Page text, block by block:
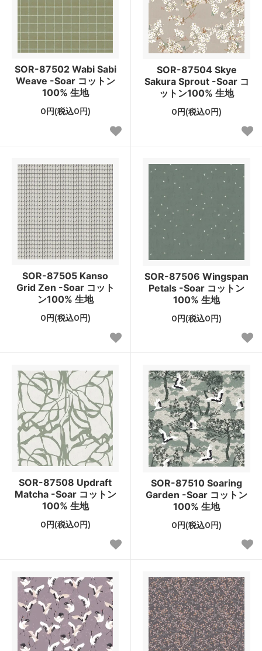
SOR-87502 Wabi Sabi
Weave -Soar コットン
100% 生地
0円(税込0円)
SOR-87504 Skye
Sakura Sprout -Soar コ
ットン100% 生地
0円(税込0円)
SOR-87505 Kanso
Grid Zen -Soar コット
ン100% 生地
0円(税込0円)
SOR-87506 Wingspan
Petals -Soar コットン
100% 生地
0円(税込0円)
SOR-87508 Updraft
Matcha -Soar コットン
100% 生地
0円(税込0円)
SOR-87510 Soaring
Garden -Soar コットン
100% 生地
0円(税込0円)